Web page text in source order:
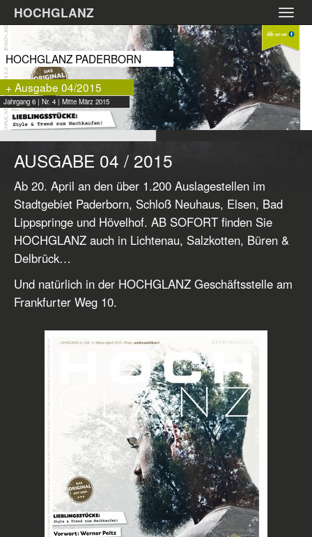
Zum
Hauptinhalt
springen
HOCHGLANZ
HOCHGLANZ PADERBORN
+ Ausgabe 04/2015
Jahrgang 6 | Nr. 4 | Mitte März 2015
AUSGABE 04 / 2015
Ab 20. April an den über 1.200 Auslagestellen im
Stadtgebiet Paderborn, Schloß Neuhaus, Elsen, Bad
Lippspringe und Hövelhof. AB SOFORT finden Sie
HOCHGLANZ auch in Lichtenau, Salzkotten, Büren &
Delbrück…
Und natürlich in der HOCHGLANZ Geschäftsstelle am
Frankfurter Weg 10.